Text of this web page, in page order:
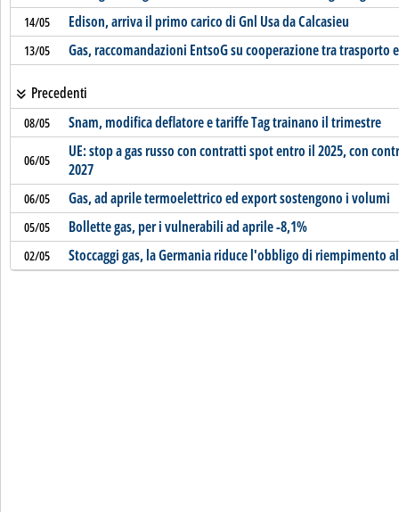
14/05 Edison, arriva il primo carico di Gnl Usa da Calcasieu
13/05 Gas, raccomandazioni EntsoG su cooperazione tra trasporto
Precedenti
08/05 Snam, modifica deflatore e tariffe Tag trainano il trimestre
06/05
UE: stop a gas russo con contratti spot entro il 2025, con
2027
06/05 Gas, ad aprile termoelettrico ed export sostengono i volumi
05/05 Bollette gas, per i vulnerabili ad aprile -8,1%
02/05 Stoccaggi gas, la Germania riduce l'obbligo di riempimento